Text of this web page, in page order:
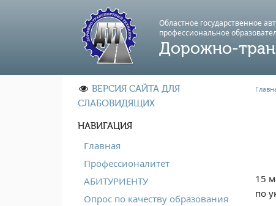
Областное государственное
профессиональноe
Дорожно-
ВЕРСИЯ САЙТА ДЛЯ
СЛАБОВИДЯЩИХ
НАВИГАЦИЯ
Главная
Профессионалитет
АБИТУРИЕНТУ
Опрос по качеству образования
15
по